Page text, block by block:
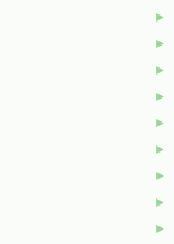
►
►
►
►
►
►
►
►
►